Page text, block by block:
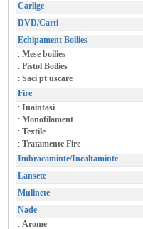
Carlige
DVD/Carti
Echipament Boilies
: Mese boilies
: Pistol Boilies
: Saci pt uscare
Fire
: Inaintasi
: Monofilament
: Textile
: Tratamente Fire
Imbracaminte/Incaltaminte
Lansete
Mulinete
Nade
: Arome